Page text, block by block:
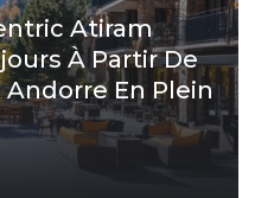
Atiram
À Partir De
En Plein